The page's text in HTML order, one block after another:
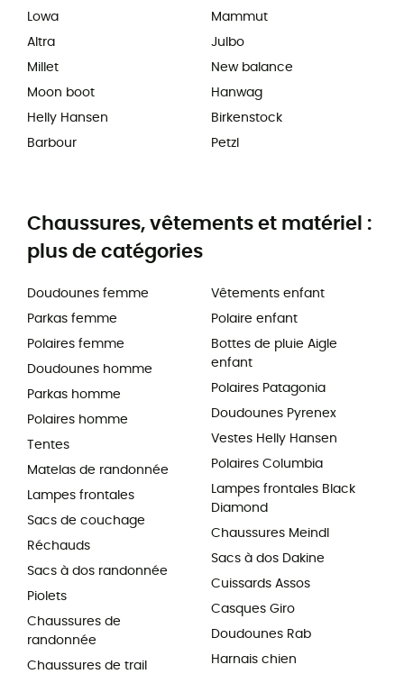
Lowa
Altra
Millet
Moon boot
Helly Hansen
Barbour
Mammut
Julbo
New balance
Hanwag
Birkenstock
Petzl
Chaussures, vêtements et matériel :
plus de catégories
Doudounes femme
Parkas femme
Polaires femme
Doudounes homme
Parkas homme
Polaires homme
Tentes
Matelas de randonnée
Lampes frontales
Sacs de couchage
Réchauds
Sacs à dos randonnée
Piolets
Chaussures de
randonnée
Chaussures de trail
Vêtements enfant
Polaire enfant
Bottes de pluie Aigle
enfant
Polaires Patagonia
Doudounes Pyrenex
Vestes Helly Hansen
Polaires Columbia
Lampes frontales Black
Diamond
Chaussures Meindl
Sacs à dos Dakine
Cuissards Assos
Casques Giro
Doudounes Rab
Harnais chien